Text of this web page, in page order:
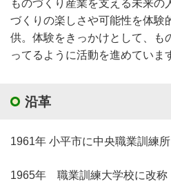
ものづくり産業を支える未来の
づくりの楽しさや可能性を体験
供。体験をきっかけとして、も
ってるように活動を進めていま
沿革
1961年 小平市に中央職業訓練
1965年 職業訓練大学校に改称